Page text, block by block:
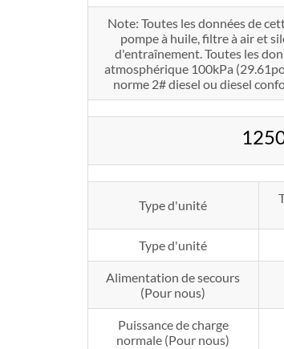
Note: Toutes les données de
pompe à huile, filtre à air et
d'entraînement. Toutes les
atmosphérique 100kPa
norme 2# diesel ou diesel
Type d'unité
Type d'unité
Alimentation de secours
(Pour nous)
Puissance de charge
normale (Pour nous)